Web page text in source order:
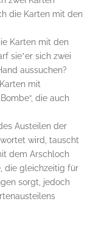
die Karten mit den
Karten mit den
sie*er sich zwei
aussuchen?
mit
die auch
Austeilen der
wird, tauscht
dem Arschloch
die gleichzeitig für
sorgt, jedoch